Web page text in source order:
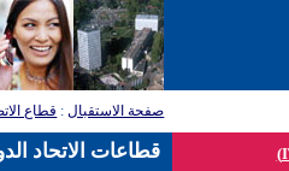
صفحة الاستقبال: قطاع
قطاعات الاتحاد